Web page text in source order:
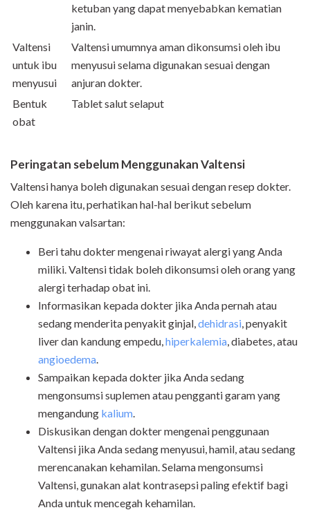
ketuban yang dapat menyebabkan kematian
janin.
Valtensi
untuk ibu
menyusui
Valtensi umumnya aman dikonsumsi oleh ibu
menyusui selama digunakan sesuai dengan
anjuran dokter.
Bentuk
obat
Tablet salut selaput
Peringatan sebelum Menggunakan Valtensi
Valtensi hanya boleh digunakan sesuai dengan resep dokter.
Oleh karena itu, perhatikan hal-hal berikut sebelum
menggunakan valsartan:
Beri tahu dokter mengenai riwayat alergi yang Anda
miliki. Valtensi tidak boleh dikonsumsi oleh orang yang
alergi terhadap obat ini.
Informasikan kepada dokter jika Anda pernah atau
sedang menderita penyakit ginjal,dehidrasi, penyakit
liver dan kandung empedu,hiperkalemia, diabetes, atau
angioedema.
Sampaikan kepada dokter jika Anda sedang
mengonsumsi suplemen atau pengganti garam yang
mengandung kalium.
Diskusikan dengan dokter mengenai penggunaan
Valtensi jika Anda sedang menyusui, hamil, atau sedang
merencanakan kehamilan. Selama mengonsumsi
Valtensi, gunakan alat kontrasepsi paling efektif bagi
Anda untuk mencegah kehamilan.